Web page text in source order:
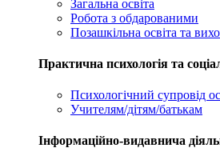
Загальна освіта
Робота з обдарованими
Позашкільна освіта та
Практична психологія та
Психологічний супровід
Учителям/дітям/батькам
Інформаційно-видавнича